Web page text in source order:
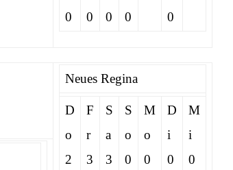
0
0
0
0
0
Neues Regina
D
o
2
F
r
3
S
a
3
S
o
0
M
o
0
D
i
0
M
i
0